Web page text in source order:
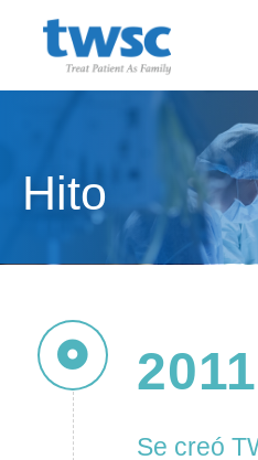
Hito
2011
Se creó